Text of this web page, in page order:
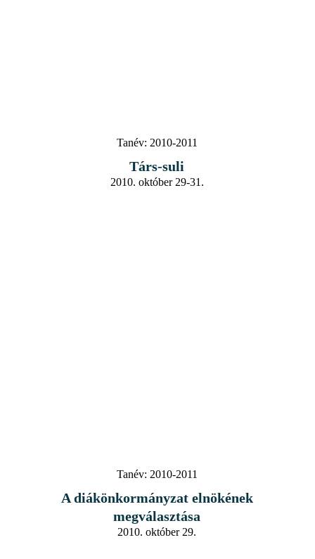
Tanév: 2010-2011
Társ-suli
2010. október 29-31.
Tanév: 2010-2011
A diákönkormányzat elnökének
megválasztása
2010. október 29.